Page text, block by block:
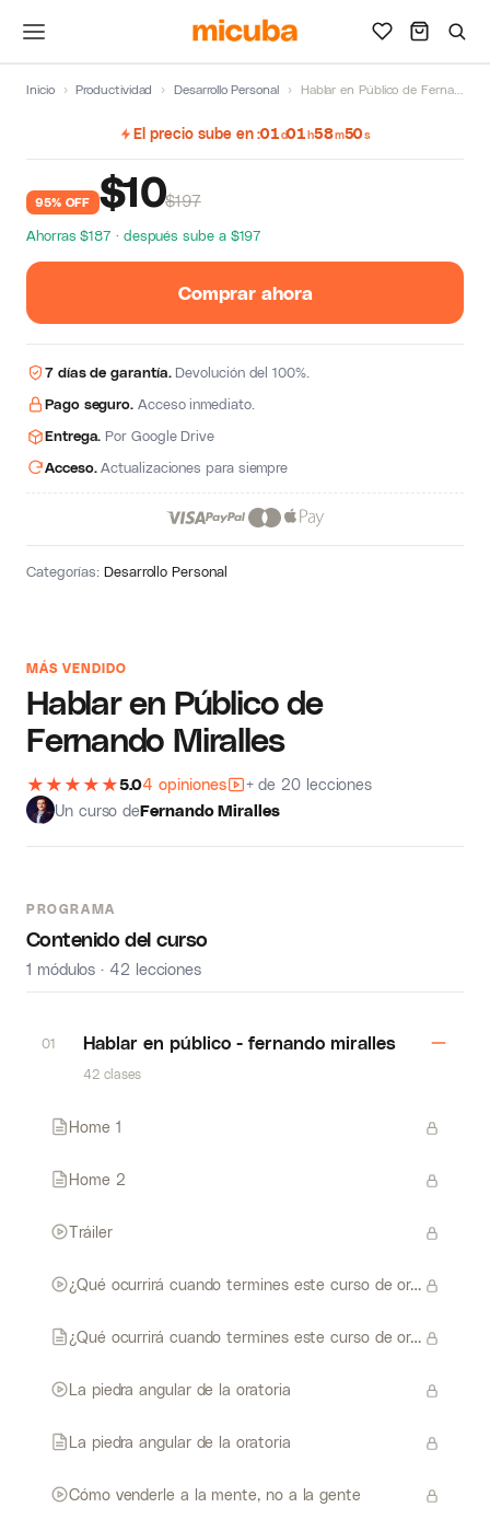
Inicio › Productividad › Desarrollo Personal › Hablar en Público de Fernando Miralles
MÁS VENDIDO
Hablar en Público de
Fernando Miralles
★ ★ ★ ★ ★5.04 opiniones
+ de 20 lecciones
Un curso deFernando Miralles
PROGRAMA
Contenido del curso
1 módulos · 42 lecciones
01 Hablar en público - fernando miralles
42 clases
Home 1
Home 2
Tráiler
¿Qué ocurrirá cuando termines este curso de oratoria
¿Qué ocurrirá cuando termines este curso de oratoria
La piedra angular de la oratoria
La piedra angular de la oratoria
Cómo venderle a la mente, no a la gente
El precio sube en 01d01h58m50s
95% OFF $10$197
Ahorras $187 · después sube a $197
Comprar ahora
7 días de garantía.Devolución del 100%.
Pago seguro. Acceso inmediato.
Entrega. Por Google Drive
Acceso.Actualizaciones para siempre
Categorías:Desarrollo Personal